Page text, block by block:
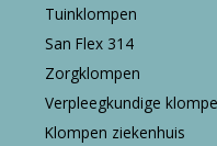
Tuinklompen
San Flex 314
Zorgklompen
Verpleegkundige
Klompen ziekenhuis